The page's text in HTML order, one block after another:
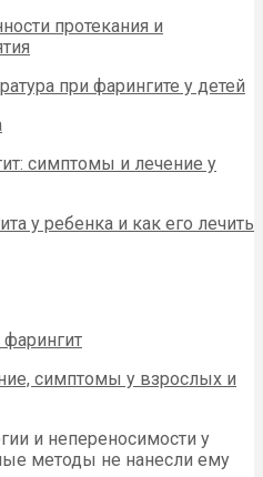
и непереносимости у
методы не нанесли ему